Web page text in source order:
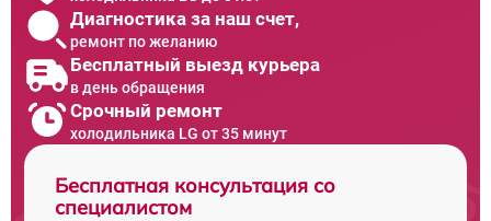
Диагностика за наш счет,
ремонт по желанию
Бесплатный выезд курьера
в день обращения
Срочный ремонт
холодильника LG от 35 минут
Бесплатная консультация со
специалистом